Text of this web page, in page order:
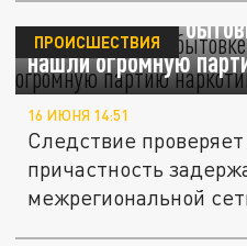
Склад смерти в
нашли огромную
ПРОИСШЕСТВИЯ
16 ИЮНЯ 14:51
Следствие
причастность
межрегиональной